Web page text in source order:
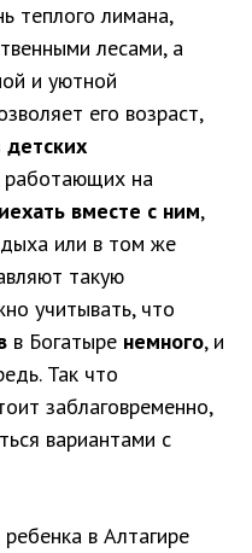
теплого лимана,
лесами, а
и уютной
его возраст,
детских
работающих на
вместе с ним,
или в том же
такую
учитывать, что
в Богатыре немного, и
Так что
заблаговременно,
вариантами с
в Алтагире